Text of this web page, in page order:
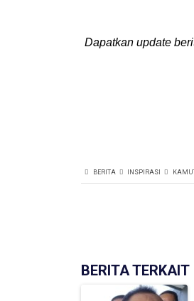
Dapatkan update
BERITA INSPIRASI
BERITA TERKAIT